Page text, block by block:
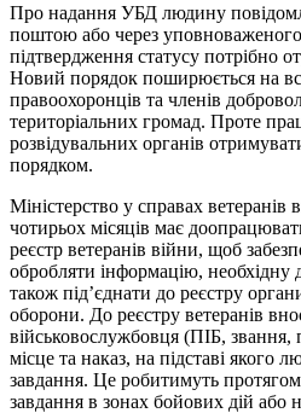
Про надання УБД людину
поштою або через
підтвердження статусу потрібно
Новий порядок поширюється на
правоохоронців та членів
територіальних громад. Проте
розвідувальних органів
порядком.
Міністерство у справах
чотирьох місяців має
реєстр ветеранів війни, щоб
обробляти інформацію, необхідну
також підʼєднати до реєстру
оборони. До реєстру ветеранів
військовослужбовця (ПІБ, звання,
місце та наказ, на підставі якого
завдання. Це робитимуть протягом
завдання в зонах бойових дій або